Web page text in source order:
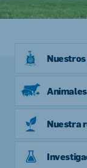
Animales
Nuestra